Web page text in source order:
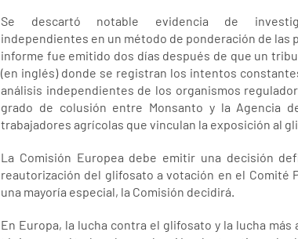
Se descartó notable evidencia de
independientes en un método de ponderación de las
informe fue emitido dos días después de que un
(en inglés) donde se registran los intentos
análisis independientes de los organismos
grado de colusión entre Monsanto y la Agencia
trabajadores agrícolas que vinculan la exposición al
La Comisión Europea debe emitir una decisión
reautorización del glifosato a votación en el Comité
una mayoría especial, la Comisión decidirá.
En Europa, la lucha contra el glifosato y la lucha